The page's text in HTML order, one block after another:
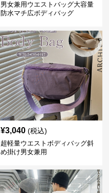
男女兼用ウエストバッグ大容量
防水マチ広ボディバッグ
¥3,040 (税込)
超軽量ウエストボディバッグ斜
め掛け男女兼用